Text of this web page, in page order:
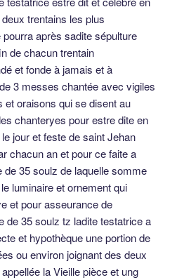
trentains les plus
après sadite sépulture
de chacun trentain
et fonde à jamais et à
3 messes chantée avec vigiles
oraisons qui se disent au
chanteryes pour estre dite en
jour et feste de saint Jehan
chacun an et pour ce faite a
35 soulz de laquelle somme
luminaire et ornement qui
et pour asseurance de
de 35 soulz tz ladite testatrice a
et hypothèque une portion de
ou environ joignant des deux
la Vieille pièce et ung